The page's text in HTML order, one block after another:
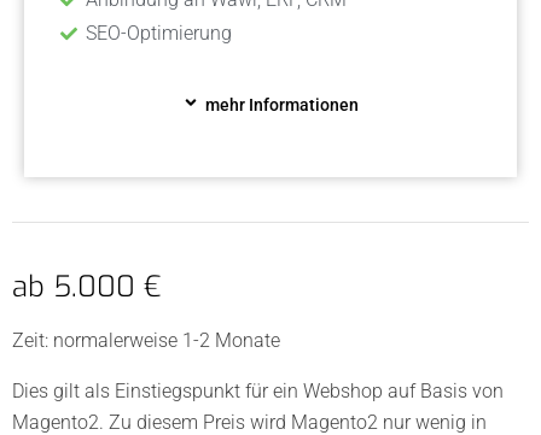
SEO-Optimierung
mehr Informationen
ab 5.000 €
Zeit: normalerweise 1-2 Monate
Dies gilt als Einstiegspunkt für ein Webshop auf Basis von
Magento2. Zu diesem Preis wird Magento2 nur wenig in